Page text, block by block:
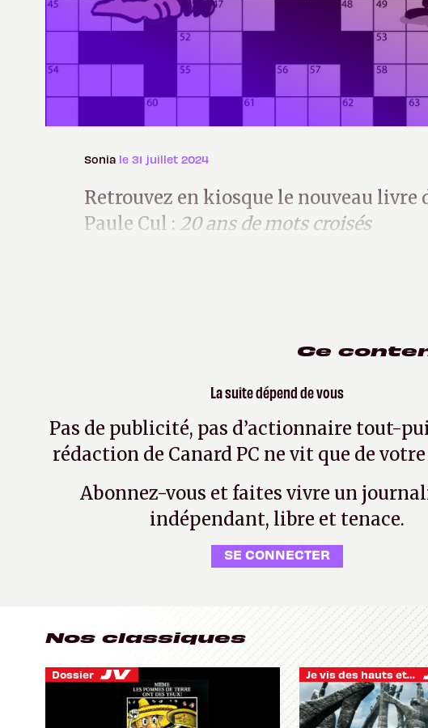
Sonia le 31 juillet 2024
Retrouvez en kiosque le nouveau livre
Paule Cul : 20 ans de mots croisés
Ce
La suite dépend de vous
Pas de publicité, pas d’actionnaire tout-
rédaction de Canard PC ne vit que de
Abonnez-vous et faites vivre un
indépendant, libre et tenace.
SE CONNECTER
Nos classiques
Dossier Je vis des hauts et des bas